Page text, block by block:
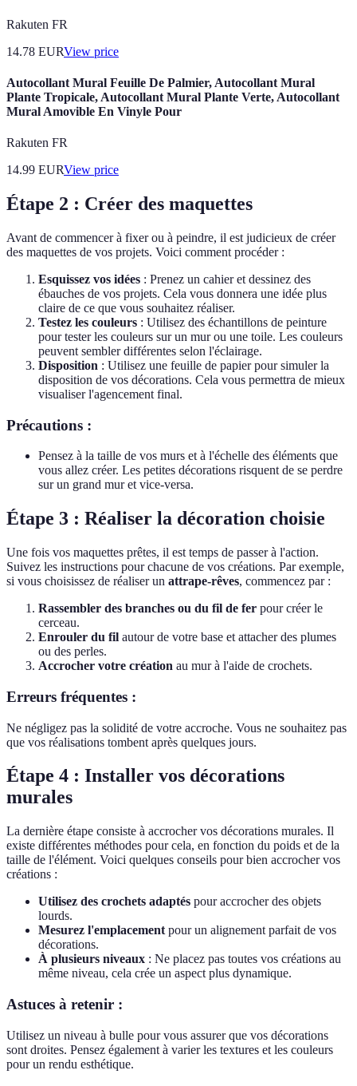
Rakuten FR
14.78 EURView price
Autocollant Mural Feuille De Palmier, Autocollant Mural
Plante Tropicale, Autocollant Mural Plante Verte, Autocollant
Mural Amovible En Vinyle Pour
Rakuten FR
14.99 EURView price
Étape 2 : Créer des maquettes
Avant de commencer à fixer ou à peindre, il est judicieux de créer
des maquettes de vos projets. Voici comment procéder :
Esquissez vos idées : Prenez un cahier et dessinez des
ébauches de vos projets. Cela vous donnera une idée plus
claire de ce que vous souhaitez réaliser.
Testez les couleurs : Utilisez des échantillons de peinture
pour tester les couleurs sur un mur ou une toile. Les couleurs
peuvent sembler différentes selon l'éclairage.
Disposition : Utilisez une feuille de papier pour simuler la
disposition de vos décorations. Cela vous permettra de mieux
visualiser l'agencement final.
Précautions :
Pensez à la taille de vos murs et à l'échelle des éléments que
vous allez créer. Les petites décorations risquent de se perdre
sur un grand mur et vice-versa.
Étape 3 : Réaliser la décoration choisie
Une fois vos maquettes prêtes, il est temps de passer à l'action.
Suivez les instructions pour chacune de vos créations. Par exemple,
si vous choisissez de réaliser un attrape-rêves, commencez par :
Rassembler des branches ou du fil de fer pour créer le
cerceau.
Enrouler du fil autour de votre base et attacher des plumes
ou des perles.
Accrocher votre création au mur à l'aide de crochets.
Erreurs fréquentes :
Ne négligez pas la solidité de votre accroche. Vous ne souhaitez pas
que vos réalisations tombent après quelques jours.
Étape 4 : Installer vos décorations
murales
La dernière étape consiste à accrocher vos décorations murales. Il
existe différentes méthodes pour cela, en fonction du poids et de la
taille de l'élément. Voici quelques conseils pour bien accrocher vos
créations :
Utilisez des crochets adaptés pour accrocher des objets
lourds.
Mesurez l'emplacement pour un alignement parfait de vos
décorations.
À plusieurs niveaux : Ne placez pas toutes vos créations au
même niveau, cela crée un aspect plus dynamique.
Astuces à retenir :
Utilisez un niveau à bulle pour vous assurer que vos décorations
sont droites. Pensez également à varier les textures et les couleurs
pour un rendu esthétique.